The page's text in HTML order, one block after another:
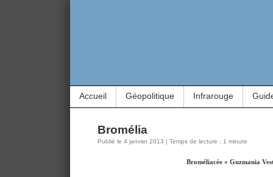
Accueil Géopolitique Infrarouge
Bromélia
Publié le 4 janvier 2013 | Temps de lecture : 1 minute
Broméliacée « Guzmania